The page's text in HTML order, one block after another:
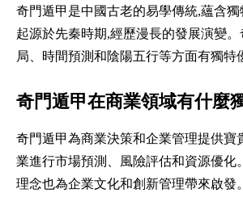
奇門遁甲是中國古老的易學傳統,蘊含
起源於先秦時期,經歷漫長的發展演變
局、時間預測和陰陽五行等方面有獨特
奇門遁甲在商業領域有什麼
奇門遁甲為商業決策和企業管理提供寶
業進行市場預測、風險評估和資源優化
理念也為企業文化和創新管理帶來啟發。